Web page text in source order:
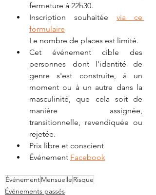
fermeture à 22h30.
Inscription souhaitée via ce
formulaire
Le nombre de places est limité.
Cet événement cible des
personnes dont l'identité de
genre s'est construite, à un
moment ou à un autre dans la
masculinité, que cela soit de
manière assignée,
transitionnelle, revendiquée ou
rejetée.
Prix libre et conscient
Événement Facebook
ÉvénementMensuelle Risque
Événements passés